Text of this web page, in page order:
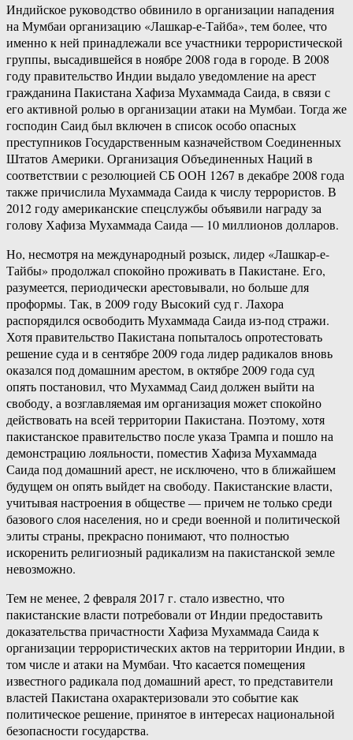
Индийское руководство обвинило в организации нападения
на Мумбаи организацию «Лашкар-е-Тайба», тем более, что
именно к ней принадлежали все участники террористической
группы, высадившейся в ноябре 2008 года в городе. В 2008
году правительство Индии выдало уведомление на арест
гражданина Пакистана Хафиза Мухаммада Саида, в связи с
его активной ролью в организации атаки на Мумбаи. Тогда же
господин Саид был включен в список особо опасных
преступников Государственным казначейством Соединенных
Штатов Америки. Организация Объединенных Наций в
соответствии с резолюцией СБ ООН 1267 в декабре 2008 года
также причислила Мухаммада Саида к числу террористов. В
2012 году американские спецслужбы объявили награду за
голову Хафиза Мухаммада Саида — 10 миллионов долларов.
Но, несмотря на международный розыск, лидер «Лашкар-е-
Тайбы» продолжал спокойно проживать в Пакистане. Его,
разумеется, периодически арестовывали, но больше для
проформы. Так, в 2009 году Высокий суд г. Лахора
распорядился освободить Мухаммада Саида из-под стражи.
Хотя правительство Пакистана попыталось опротестовать
решение суда и в сентябре 2009 года лидер радикалов вновь
оказался под домашним арестом, в октябре 2009 года суд
опять постановил, что Мухаммад Саид должен выйти на
свободу, а возглавляемая им организация может спокойно
действовать на всей территории Пакистана. Поэтому, хотя
пакистанское правительство после указа Трампа и пошло на
демонстрацию лояльности, поместив Хафиза Мухаммада
Саида под домашний арест, не исключено, что в ближайшем
будущем он опять выйдет на свободу. Пакистанские власти,
учитывая настроения в обществе — причем не только среди
базового слоя населения, но и среди военной и политической
элиты страны, прекрасно понимают, что полностью
искоренить религиозный радикализм на пакистанской земле
невозможно.
Тем не менее, 2 февраля 2017 г. стало известно, что
пакистанские власти потребовали от Индии предоставить
доказательства причастности Хафиза Мухаммада Саида к
организации террористических актов на территории Индии, в
том числе и атаки на Мумбаи. Что касается помещения
известного радикала под домашний арест, то представители
властей Пакистана охарактеризовали это событие как
политическое решение, принятое в интересах национальной
безопасности государства.